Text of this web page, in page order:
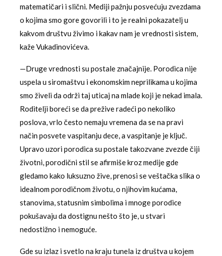
matematičari i slični. Mediji pažnju posvećuju zvezdama
o kojima smo gore govorili i to je realni pokazatelj u
kakvom društvu živimo i kakav nam je vrednosti sistem,
kaže Vukadinovićeva.
—Druge vrednosti su postale značajnije. Porodica nije
uspela u siromaštvu i ekonomskim neprilikama u kojima
smo živeli da održi taj uticaj na mlade koji je nekad imala.
Roditelji boreći se da prežive radeći po nekoliko
poslova, vrlo često nemaju vremena da se na pravi
način posvete vaspitanju dece, a vaspitanje je ključ.
Upravo uzori porodica su postale takozvane zvezde čiji
životni, porodični stil se afirmiše kroz medije gde
gledamo kako luksuzno žive, prenosi se veštačka slika o
idealnom porodičnom životu, o njihovim kućama,
stanovima, statusnim simbolima i mnoge porodice
pokušavaju da dostignu nešto što je, u stvari
nedostižno i nemoguće.
Gde su izlaz i svetlo na kraju tunela iz društva u kojem